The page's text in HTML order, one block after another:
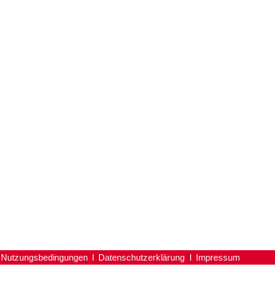
Nutzungsbedingungen Datenschutzerklärung Impressum